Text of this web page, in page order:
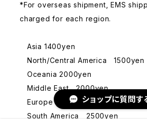
ショップに質問す
*For overseas shipment, EMS
charged for each region.
Asia 1400yen
North/Central America 1500yen
Oceania 2000yen
Middle East 2000yen
Europe 2200yen
South America 2500yen